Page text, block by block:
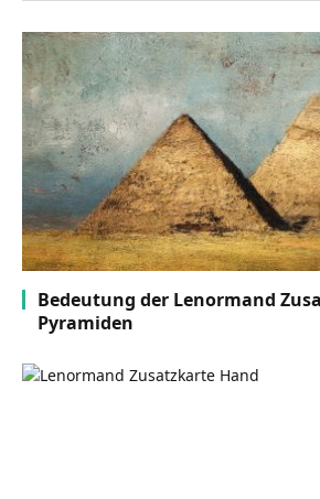
Bedeutung der Lenormand
Pyramiden